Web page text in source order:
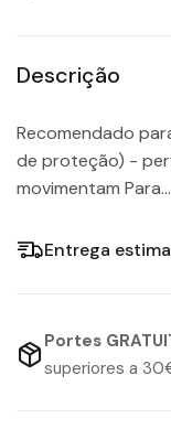
Descrição
Recomendado
de proteção) -
movimentam Para...
Entrega
Portes
superiores a